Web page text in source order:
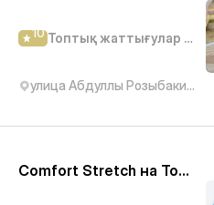
10 Топтық жаттығулар студиясы
улица Абдуллы Розыбакиева, 320
Comfort Stretch на Торайгырова